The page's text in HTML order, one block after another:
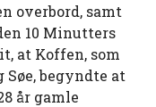
overbord, samt
10 Minutters
at Koffen, som
begyndte at
år gamle